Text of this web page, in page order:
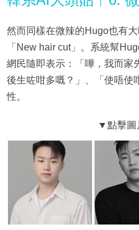
然而同樣在微辣的Hugo也有
「New hair cut」。系統幫
網民隨即表示：「嘩，我而家
後生咗咁多嘅？」、「使唔使
性。